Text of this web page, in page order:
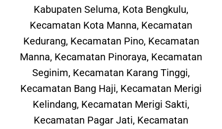
Kabupaten Seluma, Kota Bengkulu,
Kecamatan Kota Manna, Kecamatan
Kedurang, Kecamatan Pino, Kecamatan
Manna, Kecamatan Pinoraya, Kecamatan
Seginim, Kecamatan Karang Tinggi,
Kecamatan Bang Haji, Kecamatan Merigi
Kelindang, Kecamatan Merigi Sakti,
Kecamatan Pagar Jati, Kecamatan